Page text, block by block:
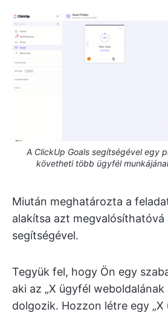
A ClickUp Goals segítségével egy
követheti több ügyfél
Miután meghatározta a
alakítsa azt megvalósíthatóvá
segítségével.
Tegyük fel, hogy Ön egy
aki az „X ügyfél weboldalának
dolgozik. Hozzon létre egy „X